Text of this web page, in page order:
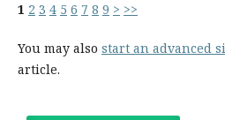
1 2 3 4 5 6 7 8 9 > >>
You may also start an advanced
article.